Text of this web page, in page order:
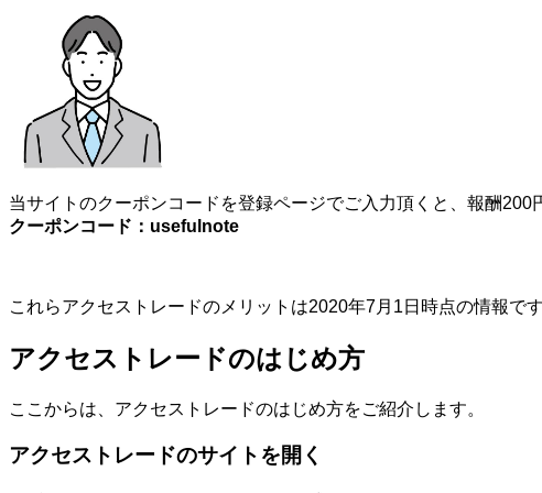
当サイトのクーポンコードを登録ページでご入力頂くと、報酬
クーポンコード：usefulnote
これらアクセストレードのメリットは2020年7月1日時点の情報で
アクセストレードのはじめ方
ここからは、アクセストレードのはじめ方をご紹介します。
アクセストレードのサイトを開く